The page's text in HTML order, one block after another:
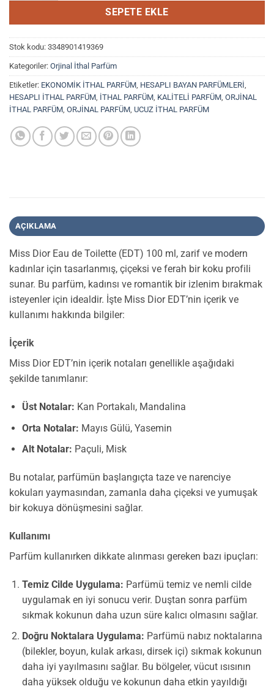
SEPETE EKLE
Stok kodu: 3348901419369
Kategoriler: Orjinal İthal Parfüm
Etiketler: EKONOMİK İTHAL PARFÜM HESAPLI BAYAN PARFÜMLERİ
HESAPLI İTHAL PARFÜM İTHAL PARFÜM KALİTELİ PARFÜM ORJİNAL
İTHAL PARFÜM ORJİNAL PARFÜM UCUZ İTHAL PARFÜM
AÇIKLAMA
Miss Dior Eau de Toilette (EDT) 100 ml, zarif ve modern
kadınlar için tasarlanmış, çiçeksi ve ferah bir koku profili
sunar. Bu parfüm, kadınsı ve romantik bir izlenim bırakmak
isteyenler için idealdir. İşte Miss Dior EDT’nin içerik ve
kullanımı hakkında bilgiler:
İçerik
Miss Dior EDT’nin içerik notaları genellikle aşağıdaki
şekilde tanımlanır:
Üst Notalar: Kan Portakalı, Mandalina
Orta Notalar: Mayıs Gülü, Yasemin
Alt Notalar: Paçuli, Misk
Bu notalar, parfümün başlangıçta taze ve narenciye
kokuları yaymasından, zamanla daha çiçeksi ve yumuşak
bir kokuya dönüşmesini sağlar.
Kullanımı
Parfüm kullanırken dikkate alınması gereken bazı ipuçları:
Temiz Cilde Uygulama: Parfümü temiz ve nemli cilde
uygulamak en iyi sonucu verir. Duştan sonra parfüm
sıkmak kokunun daha uzun süre kalıcı olmasını sağlar.
Doğru Noktalara Uygulama: Parfümü nabız noktalarına
(bilekler, boyun, kulak arkası, dirsek içi) sıkmak kokunun
daha iyi yayılmasını sağlar. Bu bölgeler, vücut ısısının
daha yüksek olduğu ve kokunun daha etkin yayıldığı